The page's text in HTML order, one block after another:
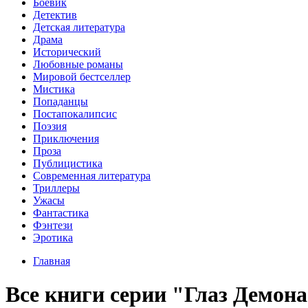
Боевик
Детектив
Детская литература
Драма
Исторический
Любовные романы
Мировой бестселлер
Мистика
Попаданцы
Постапокалипсис
Поэзия
Приключения
Проза
Публицистика
Современная литература
Триллеры
Ужасы
Фантастика
Фэнтези
Эротика
Главная
Все книги серии "Глаз